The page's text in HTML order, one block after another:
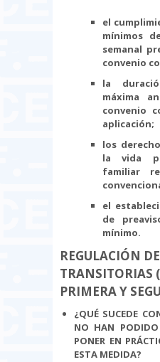
el
mínimos
semanal
convenio
la
máxima
convenio
aplicación;
los
la vida
familiar
el
de
mínimo.
REGULACIÓN
TRANSITORIAS
PRIMERA Y
¿QUÉ SUCEDE
NO HAN PODIDO
PONER EN
ESTA MEDIDA?